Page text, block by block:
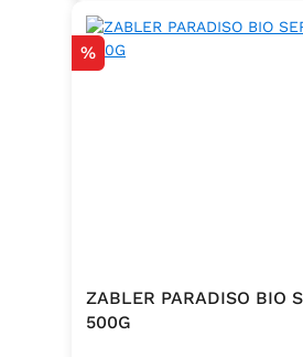
Rabatt
%
ZABLER PARADISO BIO
500G